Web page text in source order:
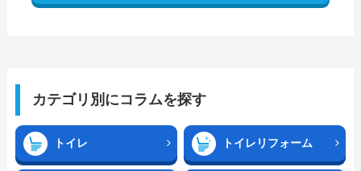
カテゴリ別にコラムを探す
トイレ トイレリフォーム